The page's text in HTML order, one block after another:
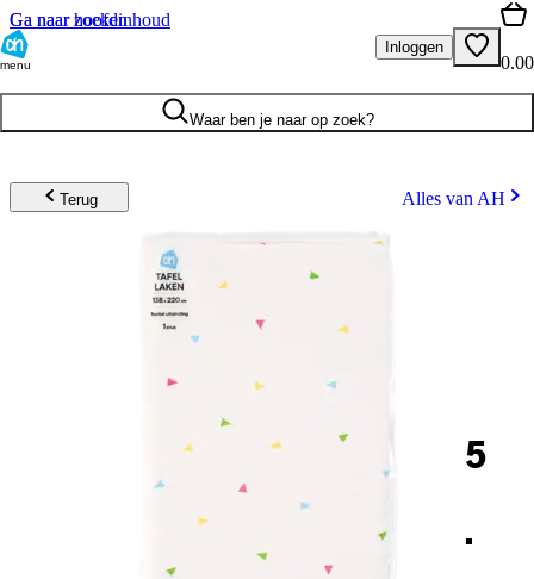
Ga naar hoofdinhoud
Ga naar zoeken
menu
Inloggen
0.00
Waar ben je naar op zoek?
Terug Alles van AH
5
.